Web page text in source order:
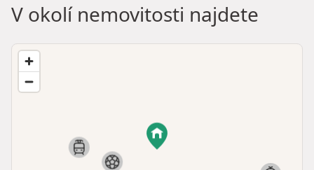
V okolí nemovitosti najdete